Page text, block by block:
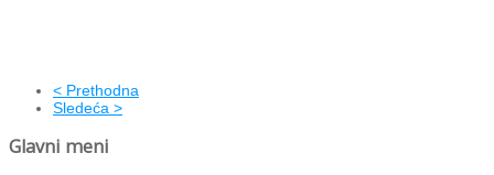
< Prethodna
Sledeća >
Glavni meni